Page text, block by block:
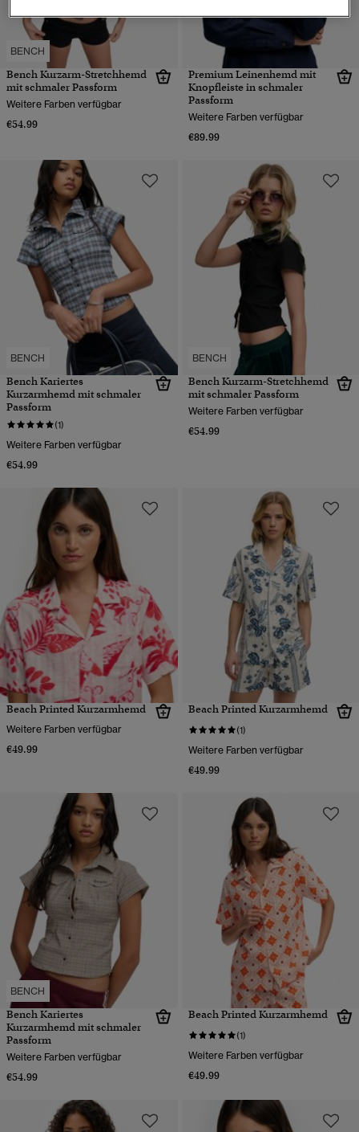
BENCH
Bench Kurzarm-Stretchhemd
mit schmaler Passform
Weitere Farben verfügbar
€54.99
Premium Leinenhemd mit
Knopfleiste in schmaler
Passform
Weitere Farben verfügbar
€89.99
BENCH
Bench Kariertes
Kurzarmhemd mit schmaler
Passform
(1)
Weitere Farben verfügbar
€54.99
BENCH
Bench Kurzarm-Stretchhemd
mit schmaler Passform
Weitere Farben verfügbar
€54.99
Beach Printed Kurzarmhemd
Weitere Farben verfügbar
€49.99
Beach Printed Kurzarmhemd
(1)
Weitere Farben verfügbar
€49.99
BENCH
Bench Kariertes
Kurzarmhemd mit schmaler
Passform
Weitere Farben verfügbar
€54.99
Beach Printed Kurzarmhemd
(1)
Weitere Farben verfügbar
€49.99